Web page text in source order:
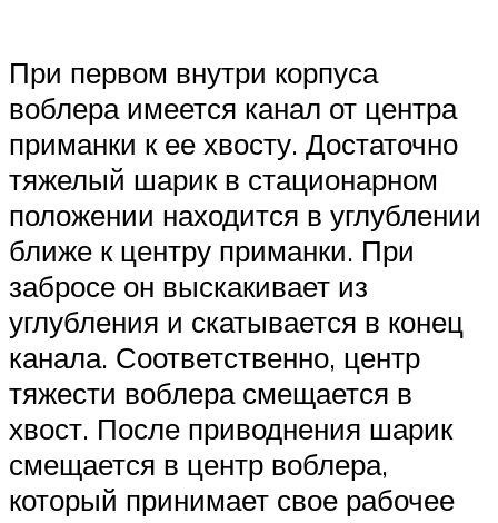
При первом внутри корпуса
воблера имеется канал от центра
приманки к ее хвосту. Достаточно
тяжелый шарик в стационарном
положении находится в углублении
ближе к центру приманки. При
забросе он выскакивает из
углубления и скатывается в конец
канала. Соответственно, центр
тяжести воблера смещается в
хвост. После приводнения шарик
смещается в центр воблера,
который принимает свое рабочее